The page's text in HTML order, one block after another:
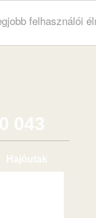
felhasználói
043
Hajóutak